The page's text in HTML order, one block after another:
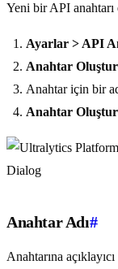
Yeni bir API anahtarı
Ayarlar > API
Anahtar Oluştur
Anahtar için bir
Anahtar Oluştur
Anahtar Adı#
Anahtarına